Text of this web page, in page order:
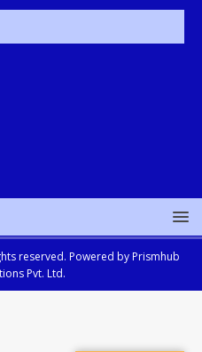
reserved. Powered by Prismhub
Pvt. Ltd.